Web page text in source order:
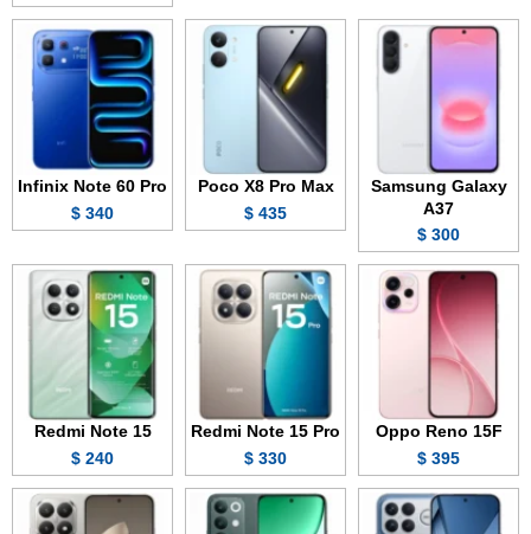
Samsung Galaxy
A37
300 $
Poco X8 Pro Max
435 $
Infinix Note 60 Pro
340 $
Oppo Reno 15F
395 $
Redmi Note 15 Pro
330 $
Redmi Note 15
240 $